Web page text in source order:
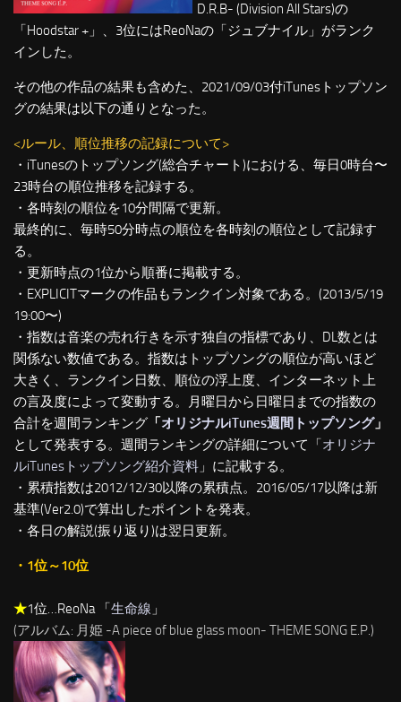
D.R.B- (Division All Stars)の
「Hoodstar +」、3位にはReoNaの「ジュブナイル」がランク
インした。
その他の作品の結果も含めた、2021/09/03付iTunesトップソン
グの結果は以下の通りとなった。
<ルール、順位推移の記録について>
・iTunesのトップソング(総合チャート)における、毎日0時台〜
23時台の順位推移を記録する。
・各時刻の順位を10分間隔で更新。
最終的に、毎時50分時点の順位を各時刻の順位として記録す
る。
・更新時点の1位から順番に掲載する。
・EXPLICITマークの作品もランクイン対象である。(2013/5/19
19:00〜)
・指数は音楽の売れ行きを示す独自の指標であり、DL数とは
関係ない数値である。指数はトップソングの順位が高いほど
大きく、ランクイン日数、順位の浮上度、インターネット上
の言及度によって変動する。月曜日から日曜日までの指数の
合計を週間ランキング 「オリジナルiTunes週間トップソング」
として発表する。週間ランキングの詳細について「オリジナ
ルiTunesトップソング紹介資料 」に記載する。
・累積指数は2012/12/30以降の累積点。2016/05/17以降は新
基準(Ver2.0)で算出したポイントを発表。
・各日の解説(振り返り)は翌日更新。
・1位～10位
★1位…ReoNa 「生命線 」
(アルバム: 月姫 -A piece of blue glass moon- THEME SONG E.P.)